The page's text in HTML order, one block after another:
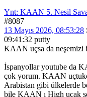
Ynt: KAAN 5. Nesil
#8087
13 Mayıs 2026, 08:53:28
09:41:32 putty
KAAN uçsa da neşemizi
İspanyollar youtube da
çok yorum. KAAN
Arabistan gibi ülkelerde
bile KAAN ı High uçak